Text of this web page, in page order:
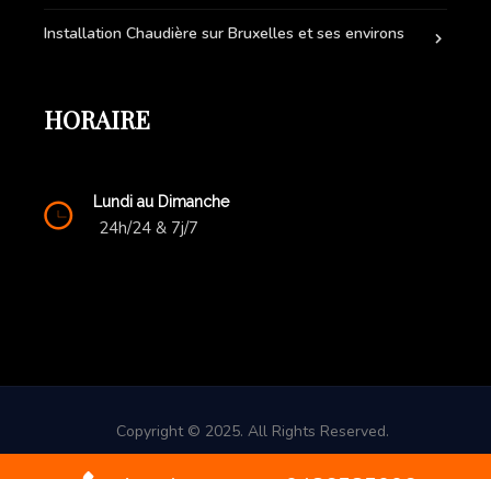
Installation Chaudière sur Bruxelles et ses environs
HORAIRE
Lundi au Dimanche
24h/24 & 7j/7
Copyright © 2025. All Rights Reserved.